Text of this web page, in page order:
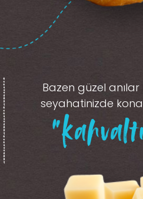
Bazen güzel
seyahatinizde